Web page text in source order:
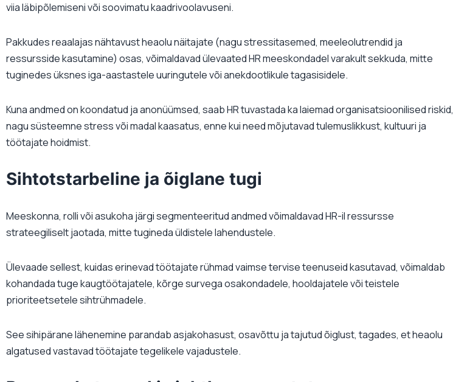
viia läbipõlemiseni või soovimatu kaadrivoolavuseni.
Pakkudes reaalajas nähtavust heaolu näitajate (nagu stressitasemed, meeleolutrendid ja
ressursside kasutamine) osas, võimaldavad ülevaated HR meeskondadel varakult sekkuda, mitte
tuginedes üksnes iga-aastastele uuringutele või anekdootlikule tagasisidele.
Kuna andmed on koondatud ja anonüümsed, saab HR tuvastada ka laiemad organisatsioonilised riskid,
nagu süsteemne stress või madal kaasatus, enne kui need mõjutavad tulemuslikkust, kultuuri ja
töötajate hoidmist.
Sihtotstarbeline ja õiglane tugi
Meeskonna, rolli või asukoha järgi segmenteeritud andmed võimaldavad HR-il ressursse
strateegiliselt jaotada, mitte tugineda üldistele lahendustele.
Ülevaade sellest, kuidas erinevad töötajate rühmad vaimse tervise teenuseid kasutavad, võimaldab
kohandada tuge kaugtöötajatele, kõrge survega osakondadele, hooldajatele või teistele
prioriteetsetele sihtrühmadele.
See sihipärane lähenemine parandab asjakohasust, osavõttu ja tajutud õiglust, tagades, et heaolu
algatused vastavad töötajate tegelikele vajadustele.